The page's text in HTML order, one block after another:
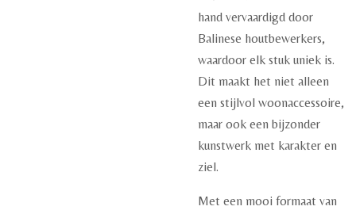
hand vervaardigd door
Balinese houtbewerkers,
waardoor elk stuk uniek is.
Dit maakt het niet alleen
een stijlvol woonaccessoire,
maar ook een bijzonder
kunstwerk met karakter en
ziel.
Met een mooi formaat van